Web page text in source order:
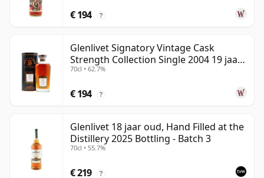
€ 194 ?
Glenlivet Signatory Vintage Cask
Strength Collection Single 2004 19 jaar
oud
70cl • 62.7%
€ 194 ?
Glenlivet 18 jaar oud, Hand Filled at the
Distillery 2025 Bottling - Batch 3
70cl • 55.7%
€ 219 ?